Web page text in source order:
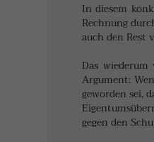
In diesem
Rechnung
auch den Rest
Das
Argument:
geworden sei,
gegen den